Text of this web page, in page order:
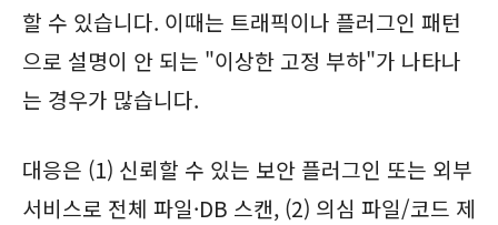
할 수 있습니다. 이때는 트래픽이나 플러그인 패턴
으로 설명이 안 되는 "이상한 고정 부하"가 나타나
는 경우가 많습니다.
대응은 (1) 신뢰할 수 있는 보안 플러그인 또는 외부
서비스로 전체 파일·DB 스캔, (2) 의심 파일/코드 제